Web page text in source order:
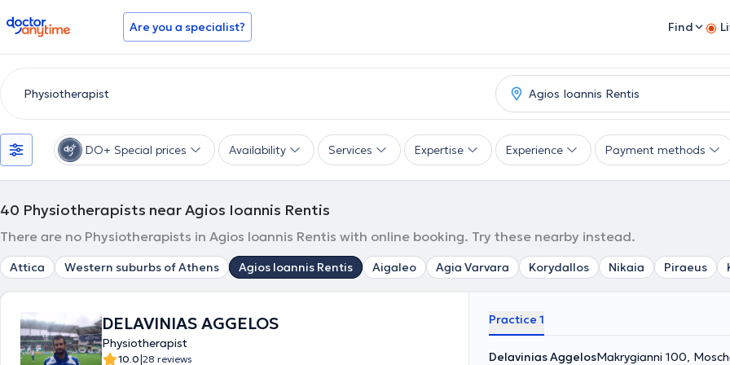
doctoranytime Are you a specialist? Find
DO+ Special prices Availability Services Expertise Experience Payment methods
40 Physiotherapists near Agios Ioannis Rentis
There are no Physiotherapists in Agios Ioannis Rentis with online booking. Try these nearby instead.
Attica Western suburbs of Athens Agios Ioannis Rentis Aigaleo Agia Varvara Korydallos Nikaia Piraeus
DELAVINIAS AGGELOS
Physiotherapist
10.0|28 reviews
Practice 1
Delavinias AggelosMakrygianni 100,